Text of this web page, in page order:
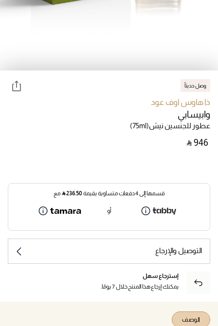
وصل حديثاً
ذا هاوس اوف عود
وابيسابي
عطور للجنسين نيش(75ml)
‎ ⃁ ⁦946⁩ ‎
قسمها إلى 4 دفعات متساوية بقيمة 236.50
⃁ مع
أو
التوصيل والإرجاع
إسترجاع سهل
يمكنك إرجاع هذا المنتج خلال 7 يومًا.
الوصف